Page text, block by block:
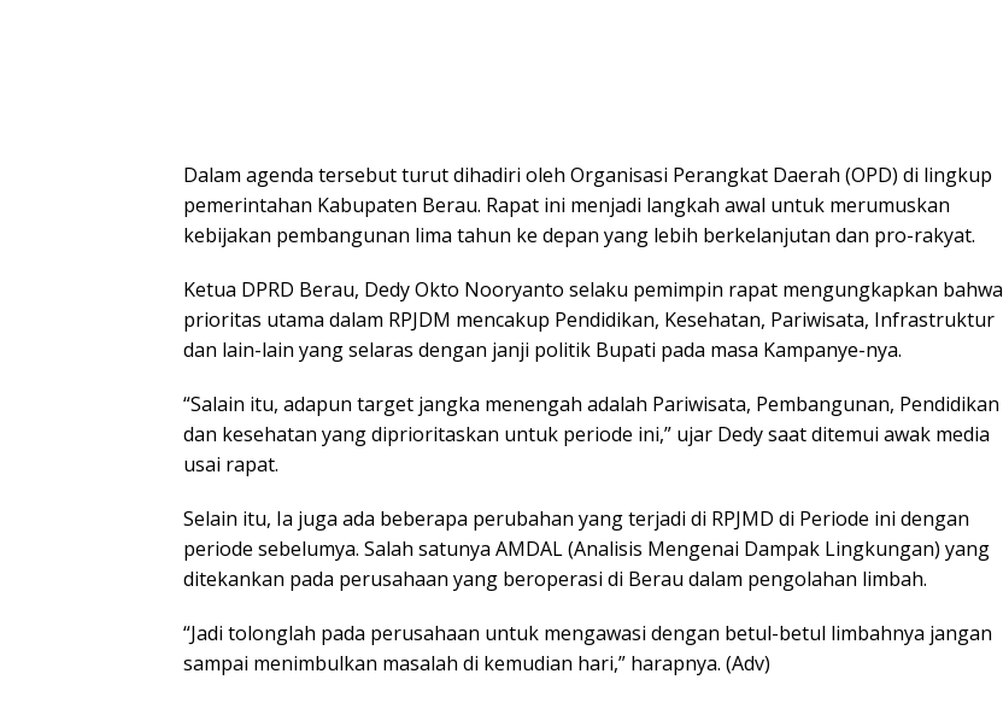
Dalam agenda tersebut turut dihadiri oleh Organisasi Perangkat Daerah (OPD) di lingkup
pemerintahan Kabupaten Berau. Rapat ini menjadi langkah awal untuk merumuskan
kebijakan pembangunan lima tahun ke depan yang lebih berkelanjutan dan pro-rakyat.
Ketua DPRD Berau, Dedy Okto Nooryanto selaku pemimpin rapat mengungkapkan bahwa
prioritas utama dalam RPJDM mencakup Pendidikan, Kesehatan, Pariwisata, Infrastruktur
dan lain-lain yang selaras dengan janji politik Bupati pada masa Kampanye-nya.
“Salain itu, adapun target jangka menengah adalah Pariwisata, Pembangunan, Pendidikan
dan kesehatan yang diprioritaskan untuk periode ini,” ujar Dedy saat ditemui awak media
usai rapat.
Selain itu, Ia juga ada beberapa perubahan yang terjadi di RPJMD di Periode ini dengan
periode sebelumya. Salah satunya AMDAL (Analisis Mengenai Dampak Lingkungan) yang
ditekankan pada perusahaan yang beroperasi di Berau dalam pengolahan limbah.
“Jadi tolonglah pada perusahaan untuk mengawasi dengan betul-betul limbahnya jangan
sampai menimbulkan masalah di kemudian hari,” harapnya. (Adv)